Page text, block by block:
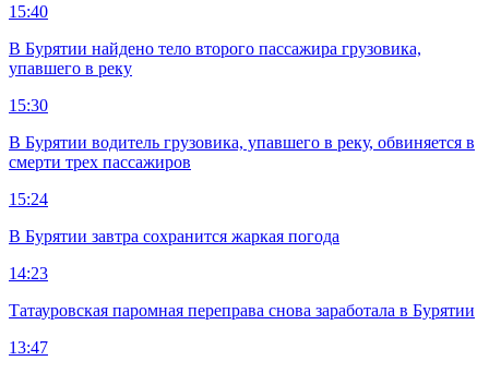
15:40
В Бурятии найдено тело второго пассажира грузовика,
упавшего в реку
15:30
В Бурятии водитель грузовика, упавшего в реку, обвиняется в
смерти трех пассажиров
15:24
В Бурятии завтра сохранится жаркая погода
14:23
Татауровская паромная переправа снова заработала в Бурятии
13:47